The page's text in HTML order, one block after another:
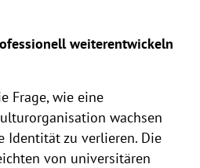
weiterentwickeln
Frage, wie eine
wachsen
Identität zu verlieren. Die
von universitären